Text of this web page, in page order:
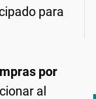
para
por
al